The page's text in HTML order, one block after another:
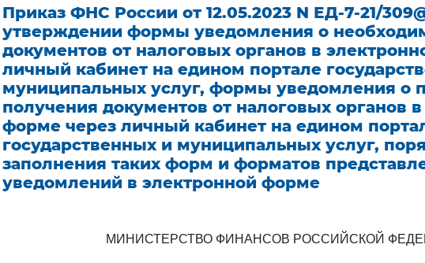
Приказ ФНС России от 12.05.2023 N ЕД-7-21/
утверждении формы уведомления о
документов от налоговых органов в
личный кабинет на едином портале
муниципальных услуг, формы уведомления о
получения документов от налоговых органов
форме через личный кабинет на едином
государственных и муниципальных услуг,
заполнения таких форм и форматов
уведомлений в электронной форме
МИНИСТЕРСТВО ФИНАНСОВ РОССИЙСКОЙ